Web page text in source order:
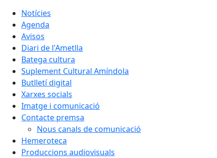
Notícies
Agenda
Avisos
Diari de l'Ametlla
Batega cultura
Suplement Cultural Amíndola
Butlletí digital
Xarxes socials
Imatge i comunicació
Contacte premsa
Nous canals de comunicació
Hemeroteca
Produccions audiovisuals